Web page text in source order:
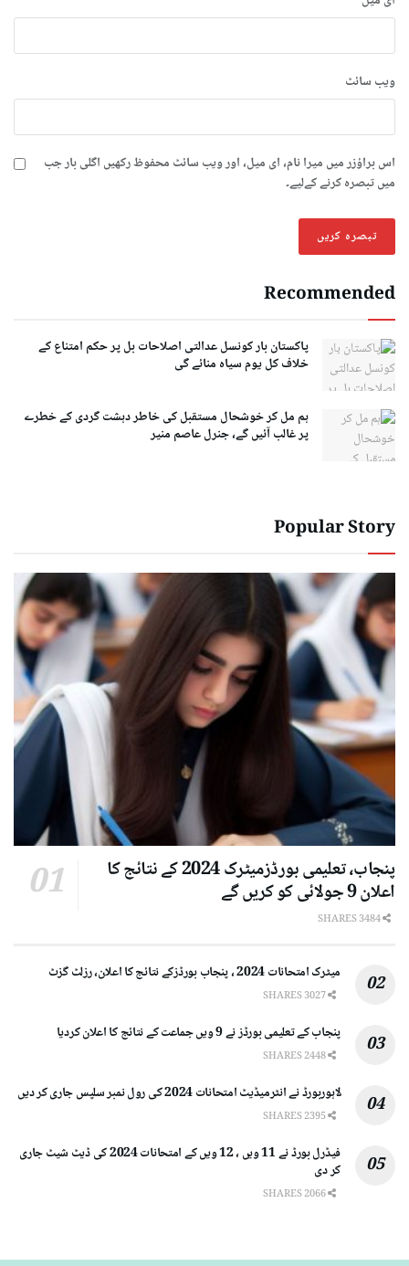
ویب‌ سائٹ
اس براؤزر میں میرا نام، ای میل، اور ویب سائٹ محفوظ رکھیں اگلی بار جب
میں تبصرہ کرنے کےلیے۔
Recommended
پاکستان بار کونسل عدالتی اصلاحات بل پر حکم امتناع کے
خلاف کل یوم سیاہ منائے گی
ہم مل کر خوشحال مستقبل کی خاطر دہشت گردی کے خطرے
پر غالب آئیں گے، جنرل عاصم منیر
Popular Story
پنجاب، تعلیمی بورڈزمیٹرک 2024 کے نتائج کا
اعلان 9 جولائی کو کریں گے
میٹرک امتحانات 2024 ، پنجاب بورڈزکے نتائج کا اعلان، رزلٹ گزٹ
پنجاب کے تعلیمی بورڈز نے 9 ویں جماعت کے نتائج کا اعلان کردیا
لاہوربورڈ نے انٹرمیڈیٹ امتحانات 2024 کی رول نمبر سلپس جاری کر دیں
فیڈرل بورڈ نے 11 ویں ، 12 ویں کے امتحانات 2024 کی ڈیٹ شیٹ جاری
کر دی